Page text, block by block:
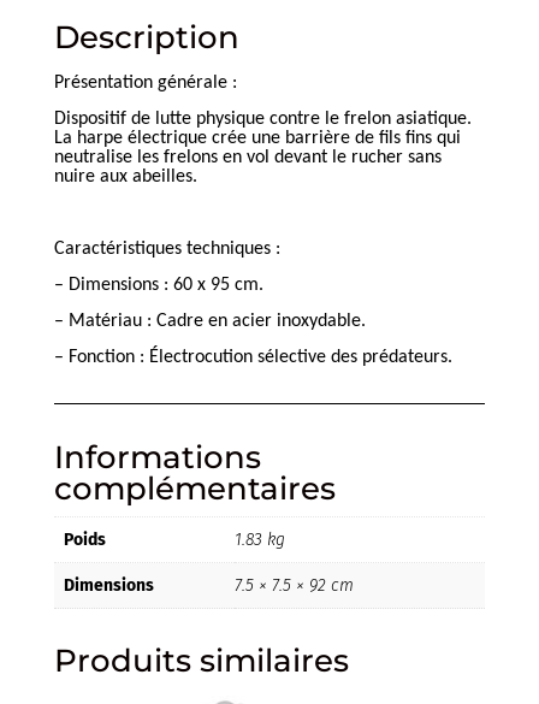
Description
Présentation générale :
Dispositif de lutte physique contre le frelon asiatique.
La harpe électrique crée une barrière de fils fins qui
neutralise les frelons en vol devant le rucher sans
nuire aux abeilles.
Caractéristiques techniques :
– Dimensions : 60 x 95 cm.
– Matériau : Cadre en acier inoxydable.
– Fonction : Électrocution sélective des prédateurs.
Informations
complémentaires
Poids 1.83 kg
Dimensions 7.5 × 7.5 × 92 cm
Produits similaires